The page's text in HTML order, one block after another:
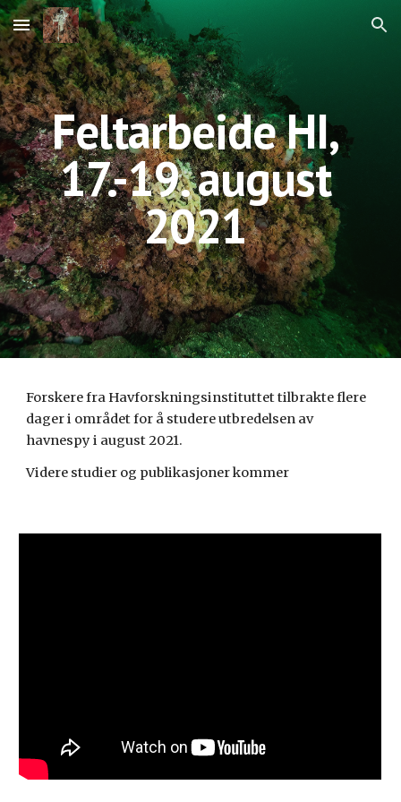
Skip to main content Skip to navigation
Feltarbeide HI,
17.-19. august
2021
Forskere fra Havforskningsinstituttet tilbrakte flere
dager i området for å studere utbredelsen av
havnespy i august 2021.
Videre studier og publikasjoner kommer